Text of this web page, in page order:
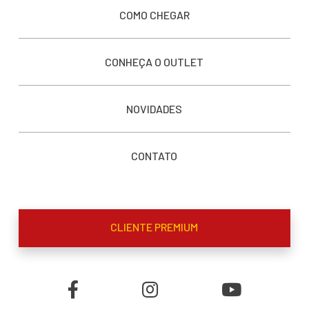
COMO CHEGAR
CONHEÇA O OUTLET
NOVIDADES
CONTATO
CLIENTE PREMIUM